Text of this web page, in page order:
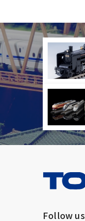
Follow us